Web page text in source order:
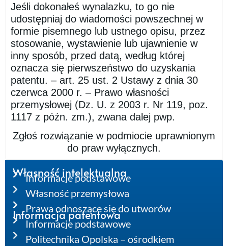
Jeśli dokonałeś wynalazku, to go nie
udostępniaj do wiadomości powszechnej w
formie pisemnego lub ustnego opisu, przez
stosowanie, wystawienie lub ujawnienie w
inny sposób, przed datą, według której
oznacza się pierwszeństwo do uzyskania
patentu. – art. 25 ust. 2 Ustawy z dnia 30
czerwca 2000 r. – Prawo własności
przemysłowej (Dz. U. z 2003 r. Nr 119, poz.
1117 z późn. zm.), zwana dalej pwp.
Zgłoś rozwiązanie w podmiocie uprawnionym
do praw wyłącznych.
Własność intelektualna
Informacje podstawowe
Własność przemysłowa
Prawa odnoszące się do utworów
Informacja patentowa
Informacje podstawowe
Politechnika Opolska – ośrodkiem